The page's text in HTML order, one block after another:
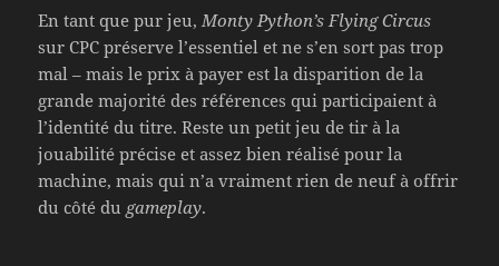
En tant que pur jeu,Monty Python’s Flying Circus
sur CPC préserve l’essentiel et ne s’en sort pas trop
mal – mais le prix à payer est la disparition de la
grande majorité des références qui participaient à
l’identité du titre. Reste un petit jeu de tir à la
jouabilité précise et assez bien réalisé pour la
machine, mais qui n’a vraiment rien de neuf à offrir
du côté du gameplay.